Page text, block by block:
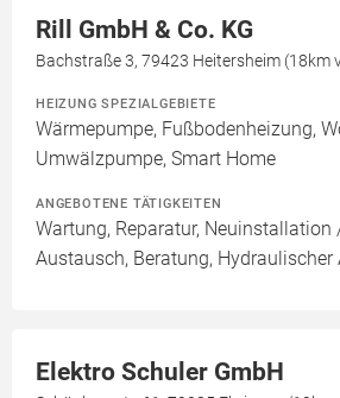
Rill GmbH & Co. KG
Bachstraße 3, 79423 Heitersheim (18km
HEIZUNG SPEZIALGEBIETE
Wärmepumpe, Fußbodenheizung,
Umwälzpumpe, Smart Home
ANGEBOTENE TÄTIGKEITEN
Wartung, Reparatur, Neuinstallation
Austausch, Beratung, Hydraulischer
Elektro Schuler GmbH